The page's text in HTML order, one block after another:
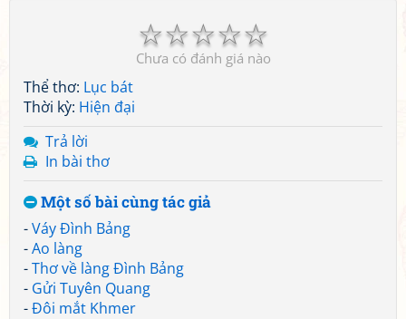
☆
☆
☆
☆
☆
Chưa có đánh giá nào
Thể thơ: Lục bát
Thời kỳ: Hiện đại
Trả lời
In bài thơ
Một số bài cùng tác giả
-Váy Đình Bảng
-Ao làng
-Thơ về làng Đình Bảng
- Gửi Tuyên Quang
-Đôi mắt Khmer